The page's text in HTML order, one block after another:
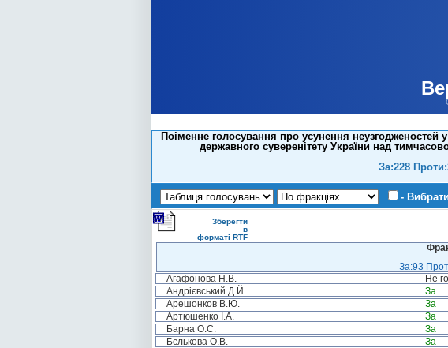
Поіменне голосування про усунення неузгодженостей
державного суверенітету України над
За:228
-
Зберегти
в
форматі RTF
За:93
Агафонова Н.В.
Не
Андрієвський Д.Й.
За
Арешонков В.Ю.
За
Артюшенко І.А.
За
Барна О.С.
За
Бєлькова О.В.
За